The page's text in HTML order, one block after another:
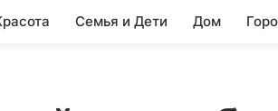
Семья и Дети Дом